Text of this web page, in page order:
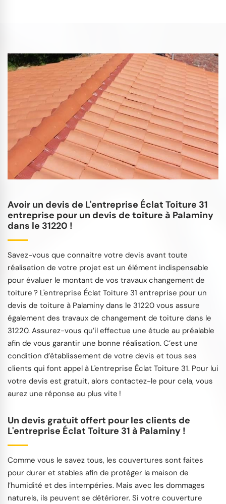
Avoir un devis de L'entreprise Éclat Toiture 31
entreprise pour un devis de toiture à Palaminy
dans le 31220 !
Savez-vous que connaitre votre devis avant toute
réalisation de votre projet est un élément indispensable
pour évaluer le montant de vos travaux changement de
toiture ? L'entreprise Éclat Toiture 31 entreprise pour un
devis de toiture à Palaminy dans le 31220 vous assure
également des travaux de changement de toiture dans le
31220. Assurez-vous qu’il effectue une étude au préalable
afin de vous garantir une bonne réalisation. C’est une
condition d’établissement de votre devis et tous ses
clients qui font appel à L'entreprise Éclat Toiture 31. Pour lui
votre devis est gratuit, alors contactez-le pour cela, vous
aurez une réponse au plus vite !
Un devis gratuit offert pour les clients de
L'entreprise Éclat Toiture 31 à Palaminy !
Comme vous le savez tous, les couvertures sont faites
pour durer et stables afin de protéger la maison de
l’humidité et des intempéries. Mais avec les dommages
naturels, ils peuvent se détériorer. Si votre couverture